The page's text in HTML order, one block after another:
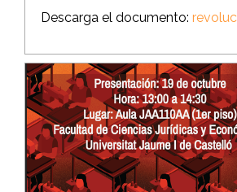
Descarga el documento: